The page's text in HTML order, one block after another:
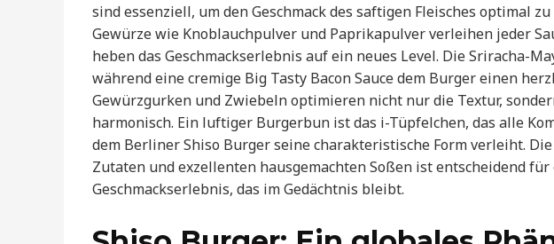
sind essenziell, um den Geschmack des saftigen Fleisches optimal
Gewürze wie Knoblauchpulver und Paprikapulver verleihen jeder
heben das Geschmackserlebnis auf ein neues Level. Die Sriracha-
während eine cremige Big Tasty Bacon Sauce dem Burger einen
Gewürzgurken und Zwiebeln optimieren nicht nur die Textur,
harmonisch. Ein luftiger Burgerbun ist das i-Tüpfelchen, das alle
dem Berliner Shiso Burger seine charakteristische Form verleiht.
Zutaten und exzellenten hausgemachten Soßen ist entscheidend
Geschmackserlebnis, das im Gedächtnis bleibt.